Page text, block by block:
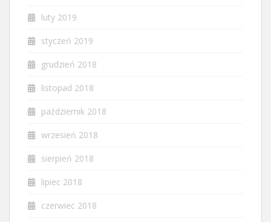
luty 2019
styczeń 2019
grudzień 2018
listopad 2018
październik 2018
wrzesień 2018
sierpień 2018
lipiec 2018
czerwiec 2018